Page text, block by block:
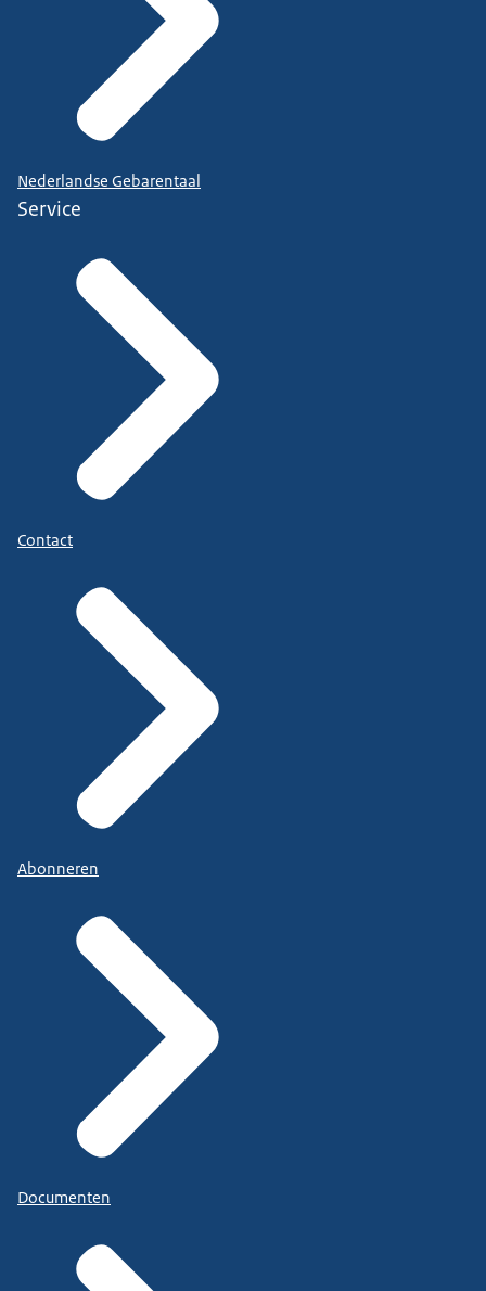
Nederlandse Gebarentaal
Service
Contact
Abonneren
Documenten